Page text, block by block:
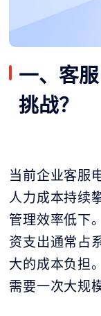
一、客
挑战？
当前企业客服
人力成本持续
管理效率低下
资支出通常占
大的成本负担
需要一次大规